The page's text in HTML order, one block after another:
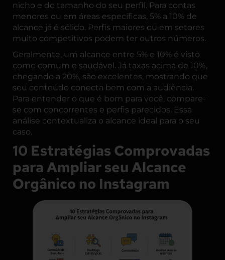
nicho e do tamanho do seu perfil. Para contas
menores ou em áreas específicas, 5% a 10% de
alcance já é sólido. Perfis maiores ou em setores
muito competitivos podem ter outros números.
Geralmente, um alcance entre 5% e 10% é visto
como comum e saudável. Já taxas acima de 10%,
chegando a 20%, são excelentes, mostrando que
seu conteúdo conecta bem com a audiência.
Para entender o que é bom para você, compare-
se com concorrentes e perfis parecidos. Essa
análise contextualiza o alcance ideal para o seu
caso.
10 Estratégias Comprovadas
para Ampliar seu Alcance
Orgânico no Instagram